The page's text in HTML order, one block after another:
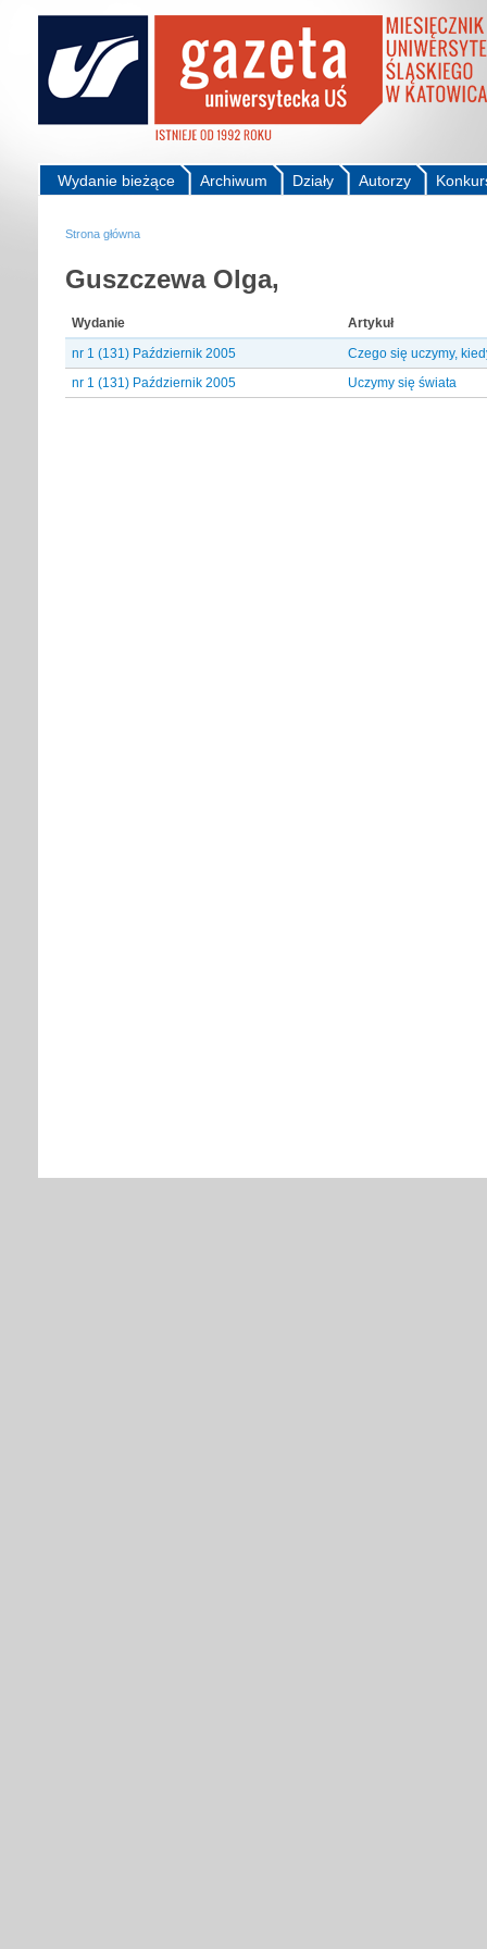
Autorzy
Działy
Archiwum
Wydanie bieżące
Strona główna
Guszczewa Olga,
Wydanie
Artykuł
nr 1 (131) Październik 2005
Czego się uczymy,
nr 1 (131) Październik 2005
Uczymy się świata